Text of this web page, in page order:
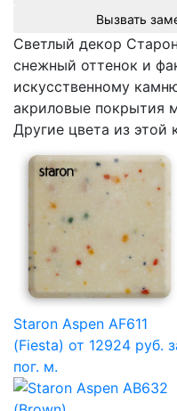
Светлый декор
снежный оттенок и
искусственному
акриловые покрытия
Другие цвета из этой
Staron Aspen AF611
(Fiesta) от 12924 руб.
пог. м.